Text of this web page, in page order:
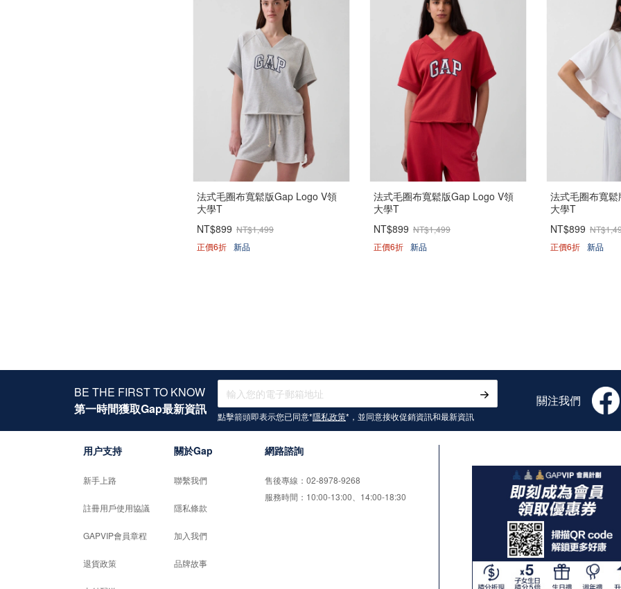
法式毛圈布寬鬆版Gap Logo V領
大學T
NT$899 NT$1,499
正價6折 新品
法式毛圈布寬鬆版Gap Logo V領
大學T
NT$899 NT$1,499
正價6折 新品
法式毛圈布寬
大學T
NT$899
正價6折 新品
BE THE FIRST TO KNOW
第一時間獲取Gap最新資訊
點擊箭頭即表示您已同意*隱私政策*，並同意接收促銷資訊和最新資訊
關注我們
用户支持
新手上路
註冊用戶使用協議
GAPVIP會員章程
退貨政策
關於Gap
聯繫我們
隱私條款
加入我們
品牌故事
網路諮詢
售後專線：02-8978-9268
服務時間：10:00-13:00、14:00-18:30